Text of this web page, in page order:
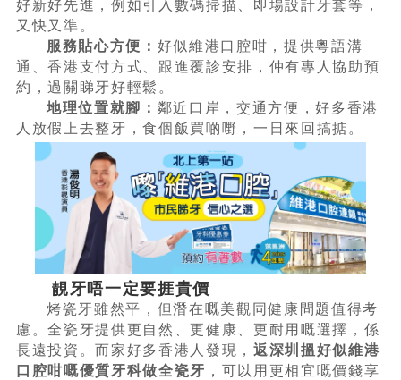
好新好先進，例如引入數碼掃描、即場設計牙套等，
又快又準。
服務貼心方便： 好似維港口腔咁，提供粵語溝
通、香港支付方式、跟進覆診安排，仲有專人協助預
約，過關睇牙好輕鬆。
地理位置就腳： 鄰近口岸，交通方便，好多香港
人放假上去整牙，食個飯買啲嘢，一日來回搞掂。
靚牙唔一定要捱貴價
烤瓷牙雖然平，但潛在嘅美觀同健康問題值得考
慮。全瓷牙提供更自然、更健康、更耐用嘅選擇，係
長遠投資。而家好多香港人發現， 返深圳搵好似維港
口腔咁嘅優質牙科做全瓷牙 ，可以用更相宜嘅價錢享